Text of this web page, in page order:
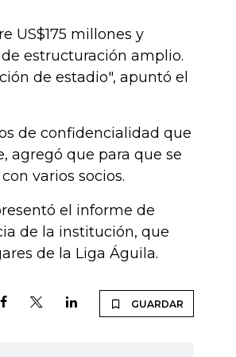
US$175 millones y
estructuración amplio.
de estadio", apuntó el
de confidencialidad que
agregó que para que se
varios socios.
el informe de
de la institución, que
de la Liga Águila.
GUARDAR